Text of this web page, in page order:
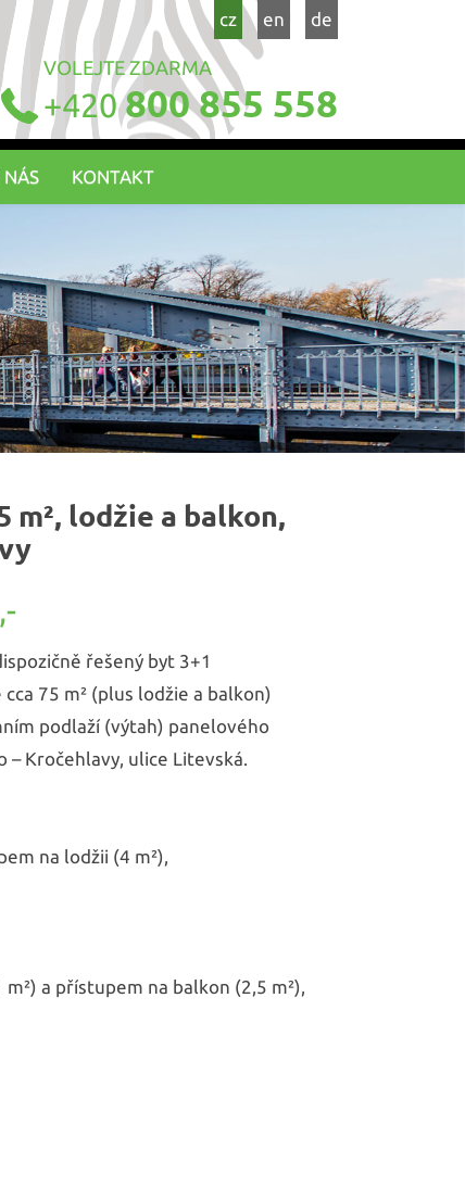
cz en de
VOLEJTE ZDARMA
+420800 855 558
NÁS KONTAKT
m², lodžie a balkon,
řešený byt 3+1
75 m² (plus lodžie a balkon)
podlaží (výtah) panelového
Kročehlavy, ulice Litevská.
na lodžii (4 m²),
a přístupem na balkon (2,5 m²),